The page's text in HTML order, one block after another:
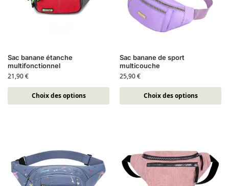
Sac banane étanche
multifonctionnel
21,90€
Choix des options
Sac banane de sport
multicouche
25,90€
Choix des options